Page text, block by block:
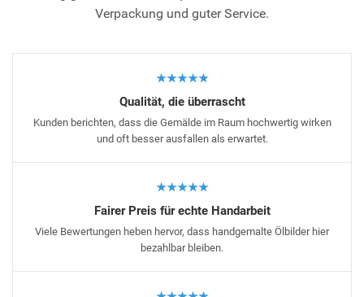
Verpackung und guter Service.
★★★★★
Qualität, die überrascht
Kunden berichten, dass die Gemälde im Raum hochwertig wirken
und oft besser ausfallen als erwartet.
★★★★★
Fairer Preis für echte Handarbeit
Viele Bewertungen heben hervor, dass handgemalte Ölbilder hier
bezahlbar bleiben.